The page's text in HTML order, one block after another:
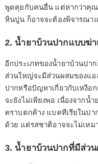
พูดคุยกับคนอื่น แต่หากว่าคุณ
หินปูน ก็อาจจะต้องพิจารณา
2. น้ำยาบ้วนปากแบบฆ่า
อีกประเภทของน้ำยาบ้วนปา
ส่วนใหญ่จะมีส่วนผสมของแ
ปากหรือปัญหาเกี่ยวกับเหงื
จะยังไม่เพียงพอ เนื่องจากน้
คราบตกค้าง แบคทีเรียในป
ด้วย แต่รสชาติอาจจะไม่เห
3. น้ำยาบ้วนปากที่มีส่ว